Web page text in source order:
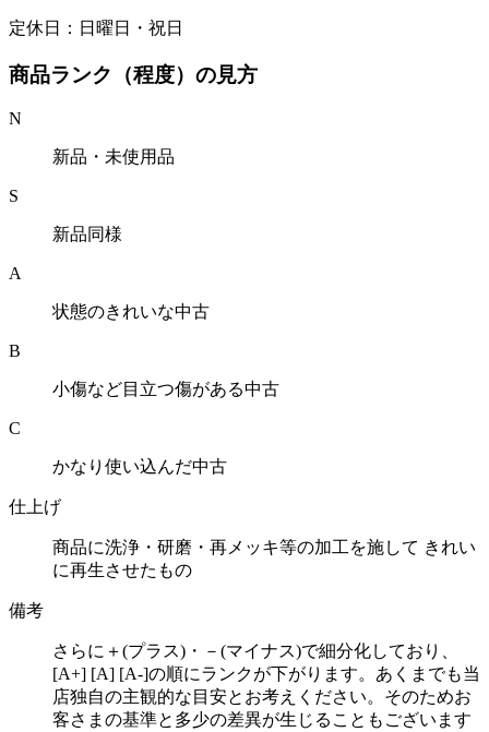
定休日：日曜日・祝日
商品ランク（程度）の見方
N
新品・未使用品
S
新品同様
A
状態のきれいな中古
B
小傷など目立つ傷がある中古
C
かなり使い込んだ中古
仕上げ
商品に洗浄・研磨・再メッキ等の加工を施して きれい
に再生させたもの
備考
さらに＋(プラス)・－(マイナス)で細分化しており、
[A+] [A] [A-]の順にランクが下がります。あくまでも当
店独自の主観的な目安とお考えください。そのためお
客さまの基準と多少の差異が生じることもございます